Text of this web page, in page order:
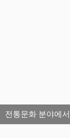
전통문화 분야에